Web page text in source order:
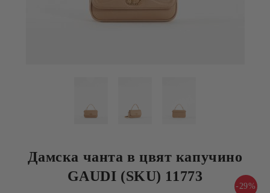
Дамска чанта в цвят капучино
GAUDI (SKU) 11773
-29%